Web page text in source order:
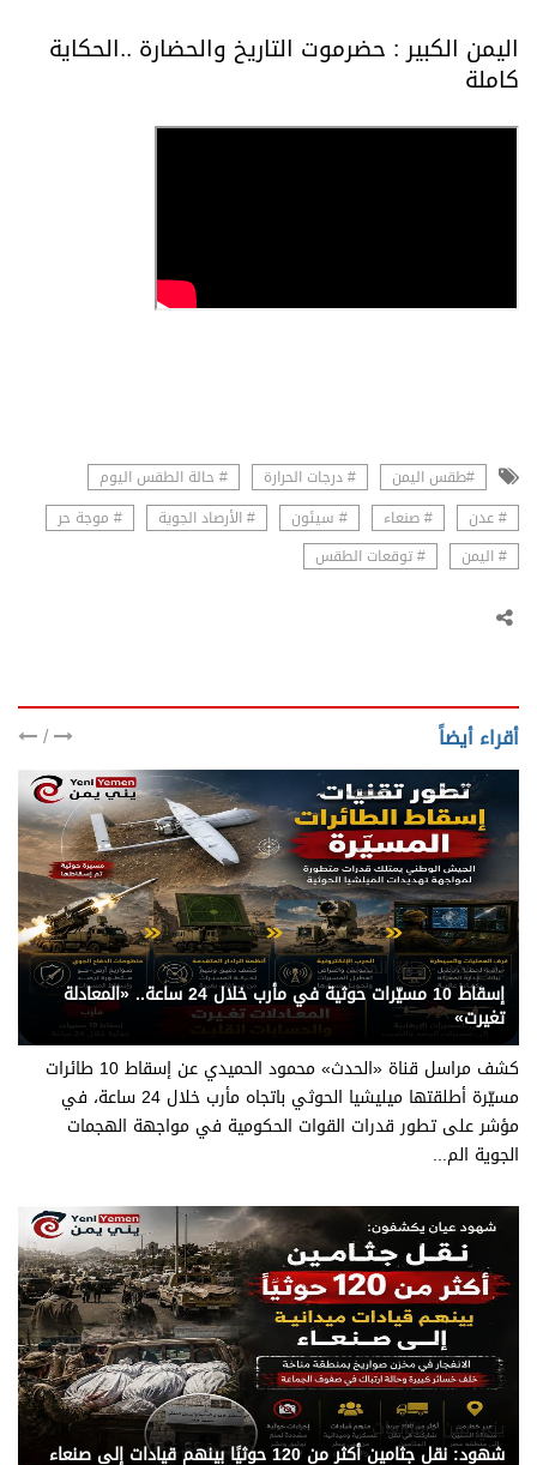
اليمن الكبير : حضرموت التاريخ والحضارة ..الحكاية
كاملة
#طقس اليمن # درجات الحرارة
# حالة الطقس اليوم
# عدن
# صنعاء # سيئون # الأرصاد الجوية
# موجة حر
# اليمن
# توقعات الطقس
أقراء أيضاً /
يني يمن - قناة الحدث
إسقاط 10 مسيّرات حوثية في مأرب خلال 24 ساعة.. «المعادلة
تغيرت»
كشف مراسل قناة «الحدث» محمود الحميدي عن إسقاط 10 طائرات
مسيّرة أطلقتها ميليشيا الحوثي باتجاه مأرب خلال 24 ساعة، في
مؤشر على تطور قدرات القوات الحكومية في مواجهة الهجمات
الجوية الم...
يني يمن - متابعات
شهود: نقل جثامين أكثر من 120 حوثيًا بينهم قيادات إلى صنعاء